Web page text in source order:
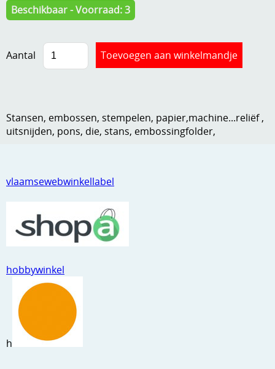
Hechtingsmaterialen
Kleurmateriaal-tekenmateriaal
Knipvellen
Leuke versieringen
Netjes opbergen
Ponsen
Snijmaterialen
Speciaal papier
Stans machine en embossing machines
vlaamsewebwinkellabel
hobbywinkel
h
Beschikbaar - Voorraad: 3
Aantal
Stansen, embossen, stempelen, papier,machine...reliëf ,
uitsnijden, pons, die, stans, embossingfolder,